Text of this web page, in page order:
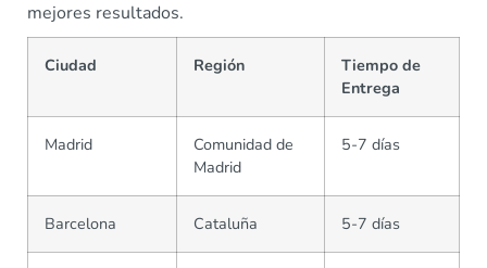
mejores resultados.
Ciudad Región
Tiempo de
Entrega
Madrid
Comunidad de
Madrid
5-7 días
Barcelona Cataluña 5-7 días